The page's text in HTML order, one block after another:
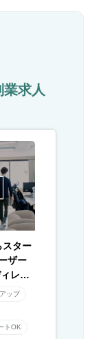
求人
スター
ザー
レク
ップ
トOK